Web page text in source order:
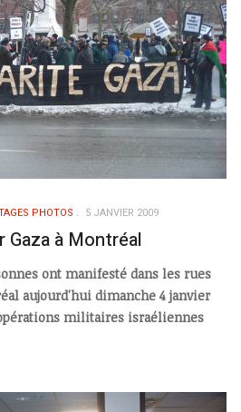
PHOTOS 5 JANVIER 2009
à Montréal
ont manifesté dans les rues
aujourd'hui dimanche 4 janvier
militaires israéliennes